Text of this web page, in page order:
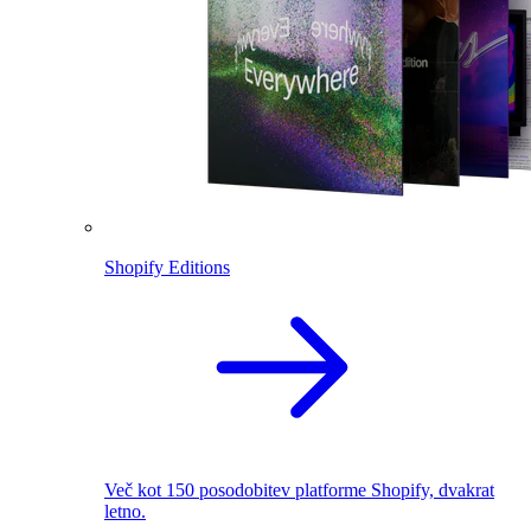
Shopify Editions
Več kot 150 posodobitev platforme Shopify, dvakrat
letno.